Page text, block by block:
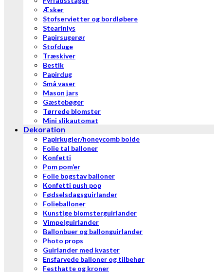
Æsker
Stofservietter og bordløbere
Stearinlys
Papirsugerør
Stofduge
Træskiver
Bestik
Papirdug
Små vaser
Mason jars
Gæstebøger
Tørrede blomster
Mini slikautomat
Dekoration
Papirkugler/honeycomb bolde
Folie tal balloner
Konfetti
Pom pom’er
Folie bogstav balloner
Konfetti push pop
Fødselsdagsguirlander
Folieballoner
Kunstige blomsterguirlander
Vimpelguirlander
Ballonbuer og ballonguirlander
Photo props
Guirlander med kvaster
Ensfarvede balloner og tilbehør
Festhatte og kroner